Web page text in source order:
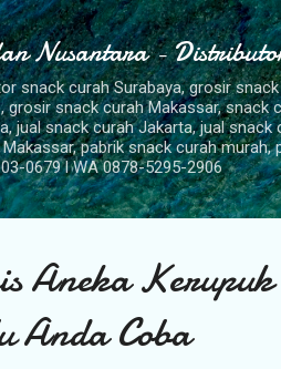
Nusantara -
snack curah Surabaya, grosir
grosir snack curah Makassar, snack
jual snack curah Jakarta, jual
pabrik snack curah
0679 l WA 0878-5295-2906
Aneka
Anda Coba